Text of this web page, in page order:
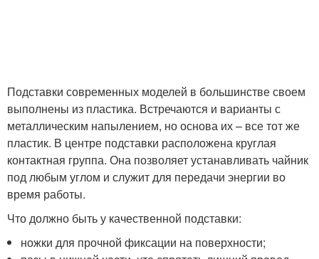
Подставки современных моделей в большинстве своем
выполнены из пластика. Встречаются и варианты с
металлическим напылением, но основа их – все тот же
пластик. В центре подставки расположена круглая
контактная группа. Она позволяет устанавливать чайник
под любым углом и служит для передачи энергии во
время работы.
Что должно быть у качественной подставки:
ножки для прочной фиксации на поверхности;